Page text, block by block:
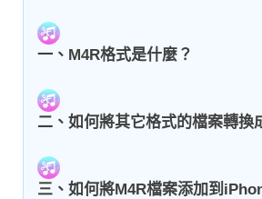
一、M4R格式是什麼？
二、如何將其它格式的檔案轉換
三、如何將M4R檔案添加到